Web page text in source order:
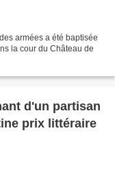
armées a été baptisée
la cour du Château de
d'un partisan
prix littéraire